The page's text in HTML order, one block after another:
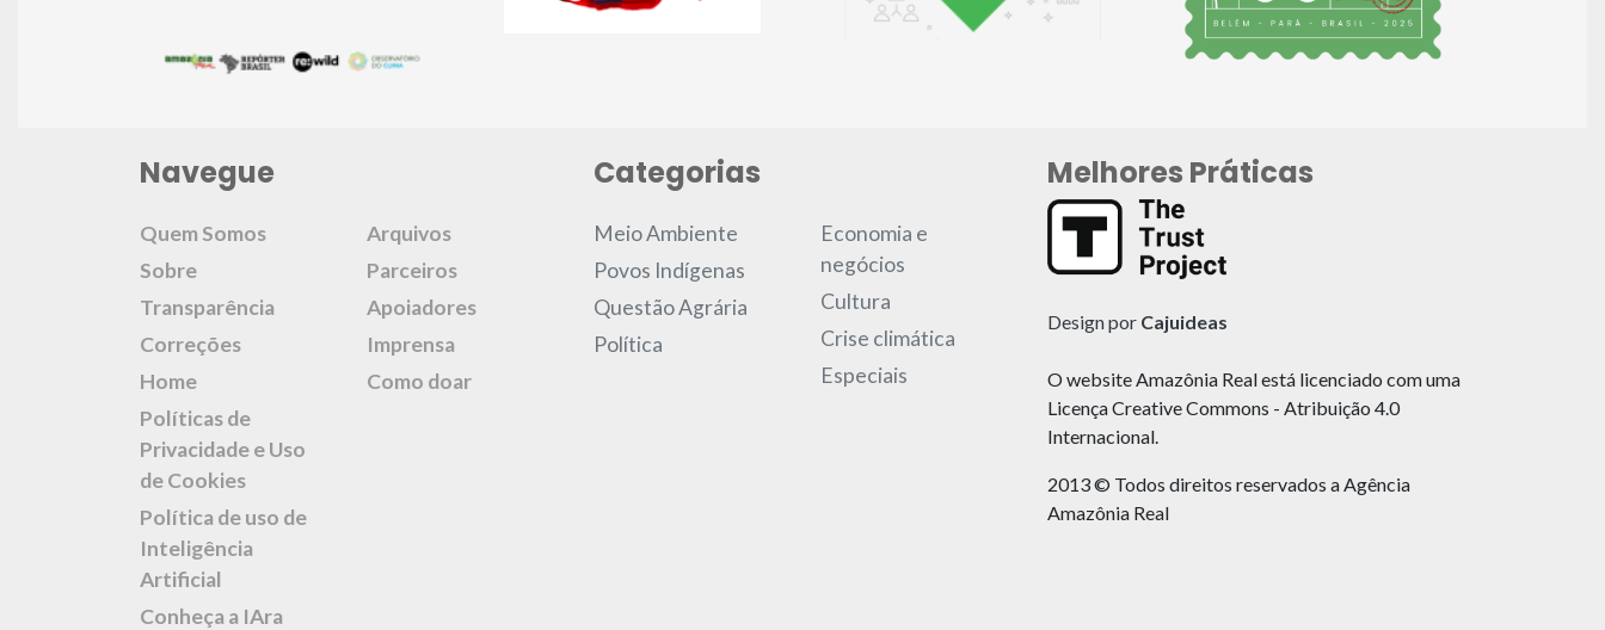
Navegue
Quem Somos
Sobre
Transparência
Correções
Home
Políticas de
Privacidade e Uso
de Cookies
Política de uso de
Inteligência
Artificial
Conheça a IAra
Arquivos
Parceiros
Apoiadores
Imprensa
Como doar
Categorias
Meio Ambiente
Povos Indígenas
Questão Agrária
Política
Economia e
negócios
Cultura
Crise climática
Especiais
Melhores Práticas
Design por Cajuideas
O website Amazônia Real está licenciado com uma
Licença Creative Commons - Atribuição 4.0
Internacional.
2013 © Todos direitos reservados a Agência
Amazônia Real